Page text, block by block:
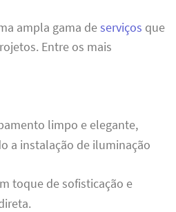
ampla gama deserviços que
Entre os mais
limpo e elegante,
a instalação de iluminação
toque de sofisticação e